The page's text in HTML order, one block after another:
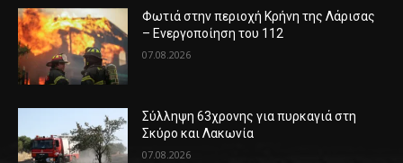
Φωτιά στην περιοχή Κρήνη της Λάρισας
– Ενεργοποίηση του 112
07.08.2026
Σύλληψη 63χρονης για πυρκαγιά στη
Σκύρο και Λακωνία
07.08.2026